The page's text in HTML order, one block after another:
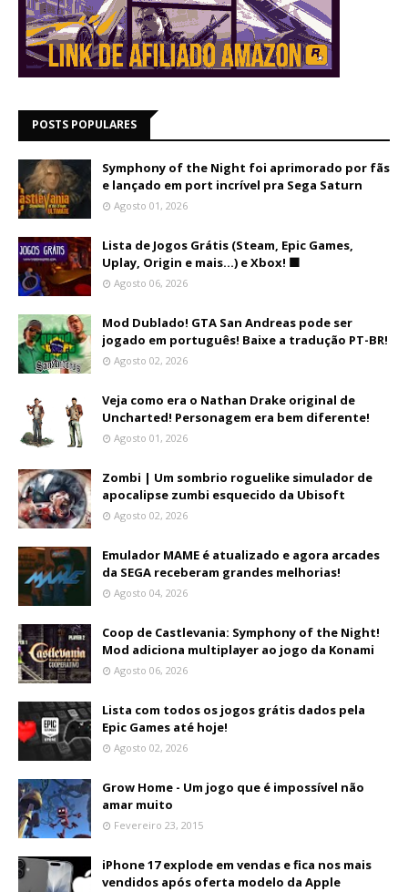
POSTS POPULARES
Symphony of the Night foi aprimorado por fãs
e lançado em port incrível pra Sega Saturn
Agosto 01, 2026
Lista de Jogos Grátis (Steam, Epic Games,
Uplay, Origin e mais...) e Xbox! 🟩
Agosto 06, 2026
Mod Dublado! GTA San Andreas pode ser
jogado em português! Baixe a tradução PT-BR!
Agosto 02, 2026
Veja como era o Nathan Drake original de
Uncharted! Personagem era bem diferente!
Agosto 01, 2026
Zombi | Um sombrio roguelike simulador de
apocalipse zumbi esquecido da Ubisoft
Agosto 02, 2026
Emulador MAME é atualizado e agora arcades
da SEGA receberam grandes melhorias!
Agosto 04, 2026
Coop de Castlevania: Symphony of the Night!
Mod adiciona multiplayer ao jogo da Konami
Agosto 06, 2026
Lista com todos os jogos grátis dados pela
Epic Games até hoje!
Agosto 02, 2026
Grow Home - Um jogo que é impossível não
amar muito
Fevereiro 23, 2015
iPhone 17 explode em vendas e fica nos mais
vendidos após oferta modelo da Apple